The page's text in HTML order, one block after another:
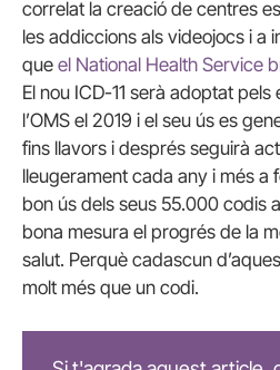
correlat la creació de centres
les addiccions als videojocs i a
que el National Health Service
El nou ICD-11 serà adoptat
l’OMS el 2019 i el seu ús es
fins llavors i després seguirà
lleugerament cada any i més a
bon ús dels seus 55.000 codis
bona mesura el progrés de la
salut. Perquè cadascun
molt més que un codi.